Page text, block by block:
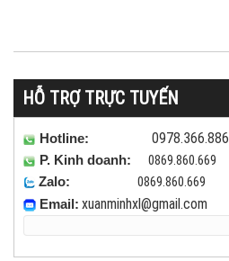
HỖ TRỢ TRỰC TUYẾN
Hotline: 0978.366.886
P. Kinh doanh: 0869.860.669
Zalo: 0869.860.669
Email: xuanminhxl@gmail.com